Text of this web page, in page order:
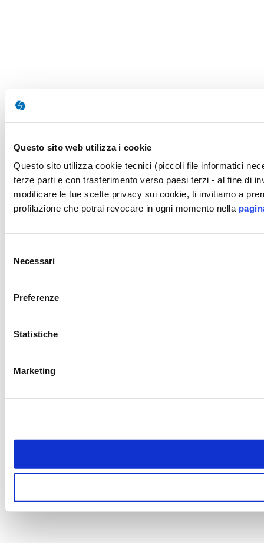
Questo sito web utilizza i cookie
Questo sito utilizza cookie tecnici (piccoli file informatici
terze parti e con trasferimento verso paesi terzi - al fine di
modificare le tue scelte privacy sui cookie, ti invitiamo a
profilazione che potrai revocare in ogni momento nella
delNecessari
Preferenze
Statistiche
Marketing